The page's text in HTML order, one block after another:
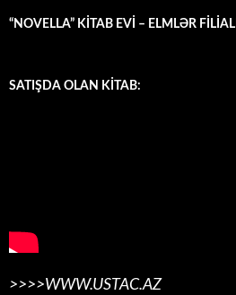
“NOVELLA” KİTAB EVİ – ELMLƏR FİLİALI
SATIŞDA OLAN KİTAB:
>>>>WWW.USTAC.AZ